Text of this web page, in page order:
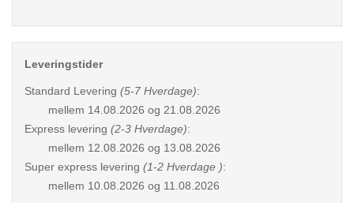
Leveringstider
Standard Levering (5-7 Hverdage):
mellem 14.08.2026 og 21.08.2026
Express levering (2-3 Hverdage):
mellem 12.08.2026 og 13.08.2026
Super express levering (1-2 Hverdage ):
mellem 10.08.2026 og 11.08.2026